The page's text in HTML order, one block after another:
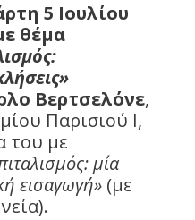
5 Ιουλίου
θέμα
Βερτσελόνε,
Παρισιού Ι,
του με
μία
εισαγωγή» (με